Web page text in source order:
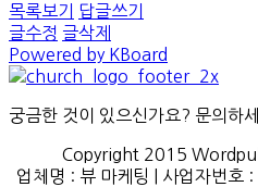
목록보기
답글쓰기
글수정 글삭제
Powered by KBoard
궁금한 것이 있으신가요? 문의하
Copyright 2015
업체명 : 뷰 마케팅 | 사업자번